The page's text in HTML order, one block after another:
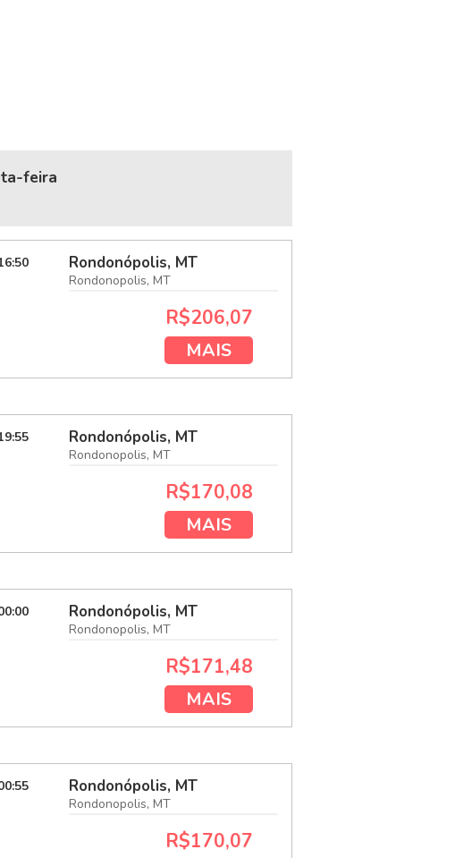
feira
Rondonópolis, MT
Rondonopolis, MT
R$206,07
MAIS
Rondonópolis, MT
Rondonopolis, MT
R$170,08
MAIS
Rondonópolis, MT
Rondonopolis, MT
R$171,48
MAIS
Rondonópolis, MT
Rondonopolis, MT
R$170,07